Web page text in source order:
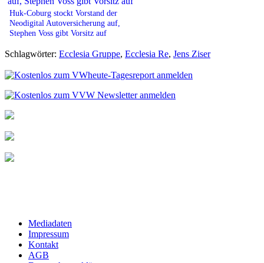
Huk-Coburg stockt Vorstand der
Neodigital Autoversicherung auf,
Stephen Voss gibt Vorsitz auf
Schlagwörter: Ecclesia Gruppe, Ecclesia Re, Jens Ziser
Mediadaten
Impressum
Kontakt
AGB